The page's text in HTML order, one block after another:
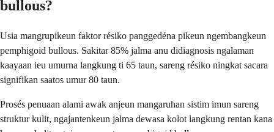
bullous?
Usia mangrupikeun faktor résiko panggedéna pikeun ngembangkeun
pemphigoid bullous. Sakitar 85% jalma anu didiagnosis ngalaman
kaayaan ieu umurna langkung ti 65 taun, sareng résiko ningkat sacara
signifikan saatos umur 80 taun.
Prosés penuaan alami awak anjeun mangaruhan sistim imun sareng
struktur kulit, ngajantenkeun jalma dewasa kolot langkung rentan kana